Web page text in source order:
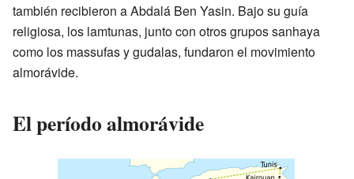
también recibieron a Abdalá Ben Yasin. Bajo su guía
religiosa, los lamtunas, junto con otros grupos sanhaya
como los massufas y gudalas, fundaron el movimiento
almorávide.
El período almorávide